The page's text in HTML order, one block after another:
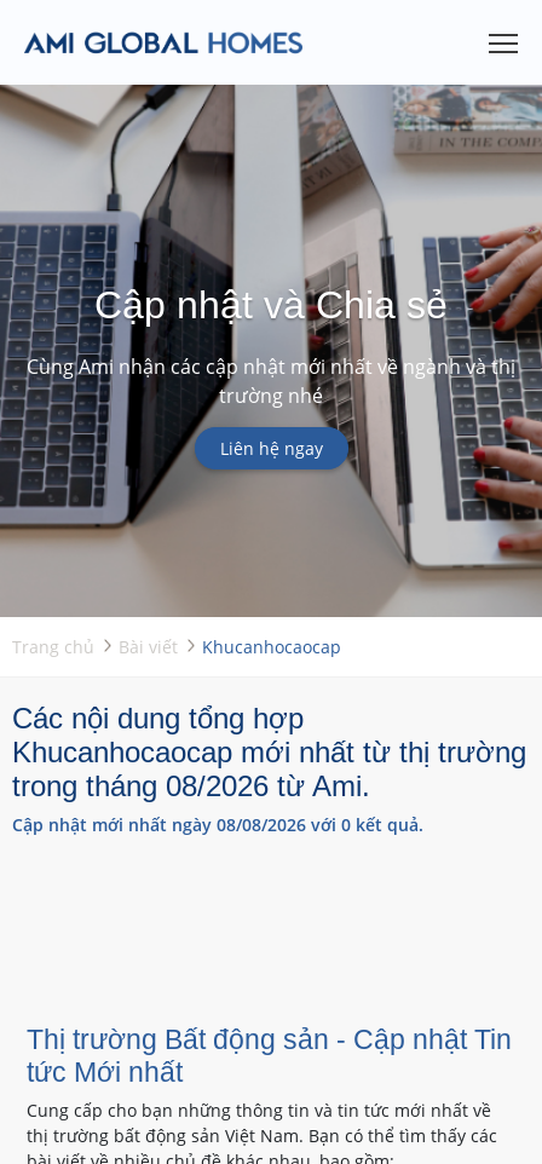
Cập nhật và Chia sẻ
Cùng Ami nhận các cập nhật mới nhất về ngành và thị
trường nhé
Liên hệ ngay
Trang chủ Bài viết Khucanhocaocap
Các nội dung tổng hợp
Khucanhocaocap mới nhất từ thị trường
trong tháng 08/2026 từ Ami.
Cập nhật mới nhất ngày 08/08/2026 với 0 kết quả.
Thị trường Bất động sản - Cập nhật Tin
tức Mới nhất
Cung cấp cho bạn những thông tin và tin tức mới nhất về
thị trường bất động sản Việt Nam. Bạn có thể tìm thấy các